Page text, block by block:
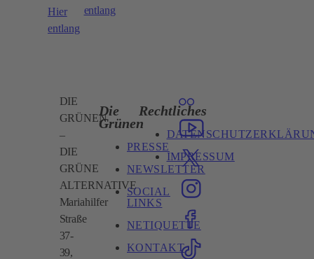
Hier
entlang
entlang
DIE
GRÜNEN
–
DIE
GRÜNE
ALTERNATIVE
Mariahilfer
Straße
37-
39,
Die
Grünen
PRESSE
NEWSLETTER
SOCIAL
LINKS
NETIQUETTE
KONTAKT
Rechtliches
IMPRESSUM